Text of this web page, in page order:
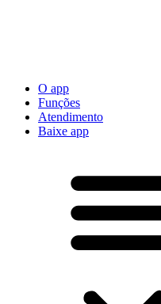
O app
Funções
Atendimento
Baixe app